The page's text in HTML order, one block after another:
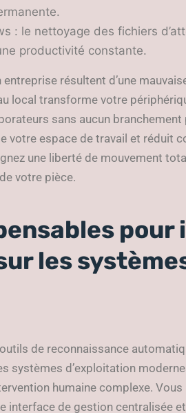
: le nettoyage des fichiers
productivité constante.
résultent d’une
local transforme votre
sans aucun
votre espace de travail et réduit
une liberté de mouvement
votre pièce.
les
de reconnaissance
systèmes d’exploitation
humaine complexe. Vous
interface de gestion centralisée